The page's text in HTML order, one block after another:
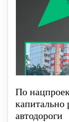
По
капитально
автодороги